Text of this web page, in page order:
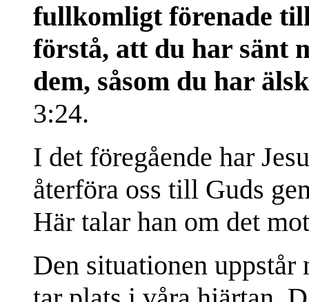
fullkomligt förenade
förstå, att du har sänt
dem, såsom du har
3:24.
I det föregående har
återföra oss till Guds
Här talar han om det
Den situationen uppstår